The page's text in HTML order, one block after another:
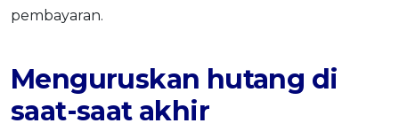
pembayaran.
Menguruskan hutang di
saat-saat akhir